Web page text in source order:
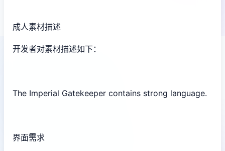
成人素材描述
开发者对素材描述如下：
The Imperial Gatekeeper contains strong language.
界面需求